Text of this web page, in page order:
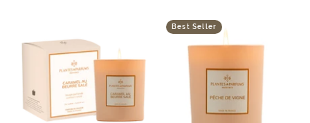
Best Seller